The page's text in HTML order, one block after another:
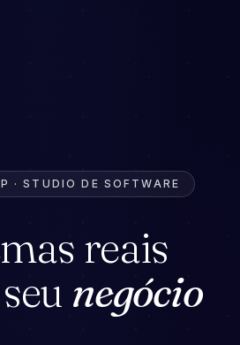
· STUDIO DE SOFTWARE
reais
negócio